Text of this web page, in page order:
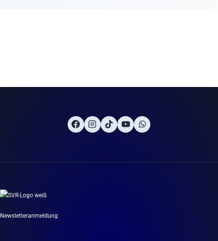
Newsletteranmeldung